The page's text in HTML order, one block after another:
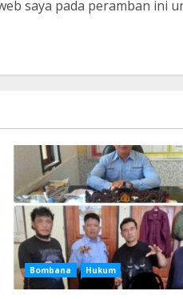
saya pada peramban ini
Bombana Hukum